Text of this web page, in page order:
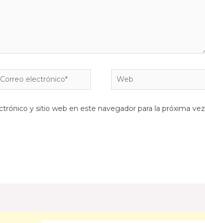
y sitio web en este navegador para la próxima vez